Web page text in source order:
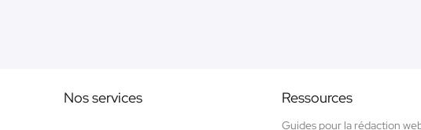
Nos services Ressources
Guides pour la rédaction